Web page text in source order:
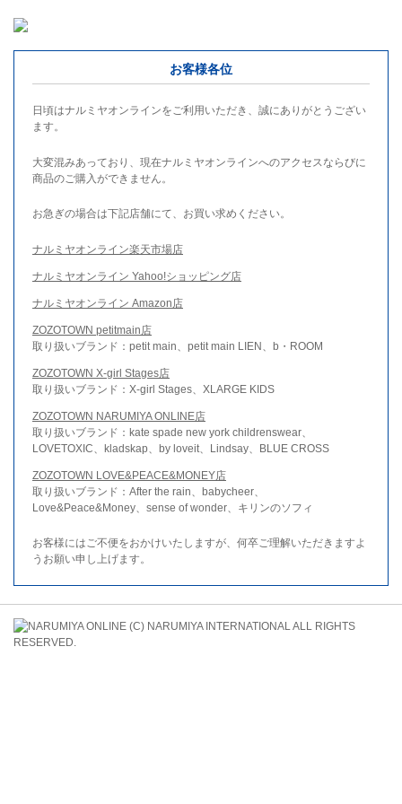
お客様各位
日頃はナルミヤオンラインをご利用いただき、誠にありがとうござい
ます。
大変混みあっており、現在ナルミヤオンラインへのアクセスならびに
商品のご購入ができません。
お急ぎの場合は下記店舗にて、お買い求めください。
ナルミヤオンライン楽天市場店
ナルミヤオンライン Yahoo!ショッピング店
ナルミヤオンライン Amazon店
ZOZOTOWN petitmain店
取り扱いブランド：petit main、petit main LIEN、b・ROOM
ZOZOTOWN X-girl Stages店
取り扱いブランド：X-girl Stages、XLARGE KIDS
ZOZOTOWN NARUMIYA ONLINE店
取り扱いブランド：kate spade new york childrenswear、
LOVETOXIC、kladskap、by loveit、Lindsay、BLUE CROSS
ZOZOTOWN LOVE&PEACE&MONEY店
取り扱いブランド：After the rain、babycheer、
Love&Peace&Money、sense of wonder、キリンのソフィ
お客様にはご不便をおかけいたしますが、何卒ご理解いただきますよ
うお願い申し上げます。